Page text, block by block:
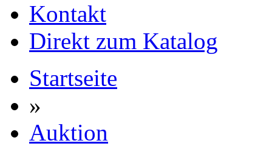
Kontakt
Direkt zum Katalog
Startseite
»
Auktion